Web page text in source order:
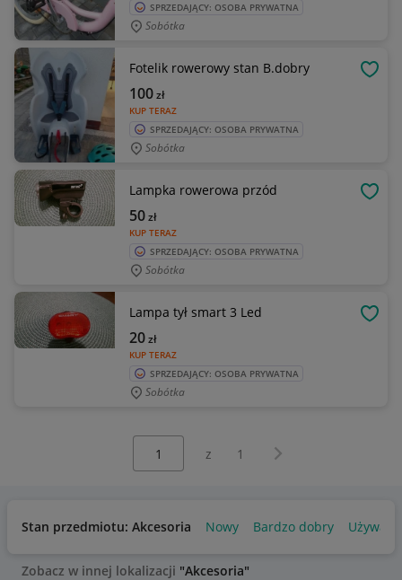
SPRZEDAJĄCY: OSOBA PRYWATNA
Sobótka
Fotelik rowerowy stan B.dobry
KUP TERAZ
100zł
SPRZEDAJĄCY: OSOBA PRYWATNA
Sobótka
Lampka rowerowa przód
KUP TERAZ
50zł
SPRZEDAJĄCY: OSOBA PRYWATNA
Sobótka
Lampa tył smart 3 Led
KUP TERAZ
20zł
SPRZEDAJĄCY: OSOBA PRYWATNA
Sobótka
z 1 Następna strona
Stan przedmiotu: Akcesoria Nowy Bardzo dobry Używany
Zobacz w innej lokalizacji "Akcesoria"